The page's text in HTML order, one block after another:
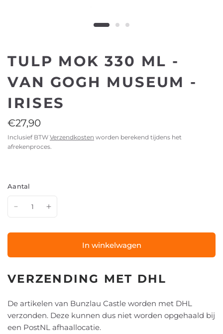
TULP MOK 330 ML -
VAN GOGH MUSEUM -
IRISES
€27,90
Inclusief BTW Verzendkosten worden berekend tijdens het
afrekenproces.
Aantal
In winkelwagen
VERZENDING MET DHL
De artikelen van Bunzlau Castle worden met DHL
verzonden. Deze kunnen dus niet worden opgehaald bij
een PostNL afhaallocatie.